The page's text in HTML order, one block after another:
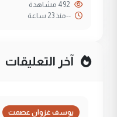
--منذ 23 ساعة
آخر التعليقات
يوسف غزوان عصمت